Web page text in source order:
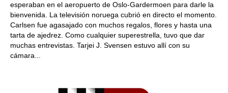
esperaban en el aeropuerto de Oslo-Gardermoen para darle la
bienvenida. La televisión noruega cubrió en directo el momento.
Carlsen fue agasajado con muchos regalos, flores y hasta una
tarta de ajedrez. Como cualquier superestrella, tuvo que dar
muchas entrevistas. Tarjei J. Svensen estuvo allí con su
cámara...